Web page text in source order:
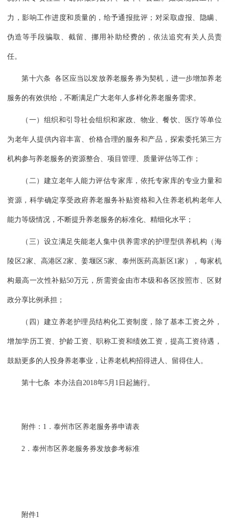
力，影响工作进度和质量的，给予通报批评；对采取虚报、隐瞒、
伪造等手段骗取、截留、挪用补助经费的，依法追究有关人员责
任。
第十六条 各区应当以发放养老服务券为契机，进一步增加养老
服务的有效供给，不断满足广大老年人多样化养老服务需求。
（一）组织和引导社会组织和家政、物业、餐饮、医疗等单位
为老年人提供内容丰富、价格合理的服务和产品，探索委托第三方
机构参与养老服务的资源整合、项目管理、质量评估等工作；
（二）建立老年人能力评估专家库，依托专家库的专业力量和
资源，科学确定享受政府养老服务补贴资格和入住养老机构老年人
能力等级情况，不断提升养老服务的标准化、精细化水平；
（三）设立满足失能老人集中供养需求的护理型供养机构（海
陵区2家、高港区2家、姜堰区5家、泰州医药高新区1家），每家机
构最高一次性补贴50万元，所需资金由市本级和各区按照市、区财
政分享比例承担；
（四）建立养老护理员结构化工资制度，除了基本工资之外，
增加学历工资、护龄工资、职称工资和绩效工资，提高工资待遇，
鼓励更多的人投身养老事业，让养老机构招得进人、留得住人。
第十七条 本办法自2018年5月1日起施行。
附件：1．泰州市区养老服务券申请表
2．泰州市区养老服务券发放参考标准
附件1